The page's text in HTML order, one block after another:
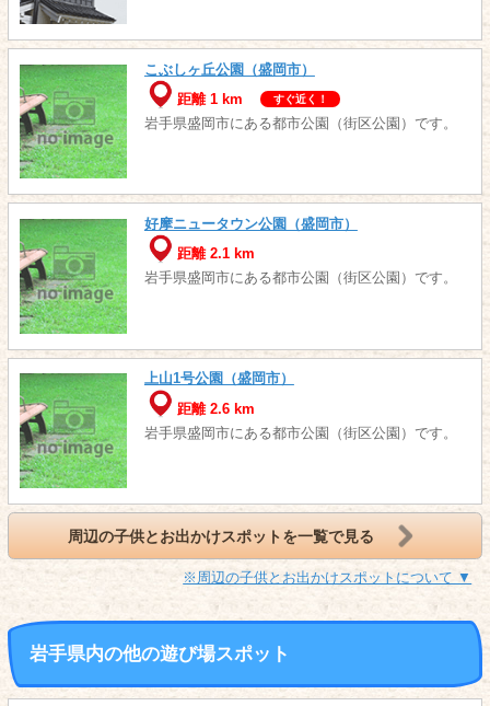
こぶしヶ丘公園（盛岡市）
距離 1 km
すぐ近く！
岩手県盛岡市にある都市公園（街区公園）です。
好摩ニュータウン公園（盛岡市）
距離 2.1 km
岩手県盛岡市にある都市公園（街区公園）です。
上山1号公園（盛岡市）
距離 2.6 km
岩手県盛岡市にある都市公園（街区公園）です。
周辺の子供とお出かけスポットを一覧で見る
※周辺の子供とお出かけスポットについて ▼
岩手県内の他の遊び場スポット